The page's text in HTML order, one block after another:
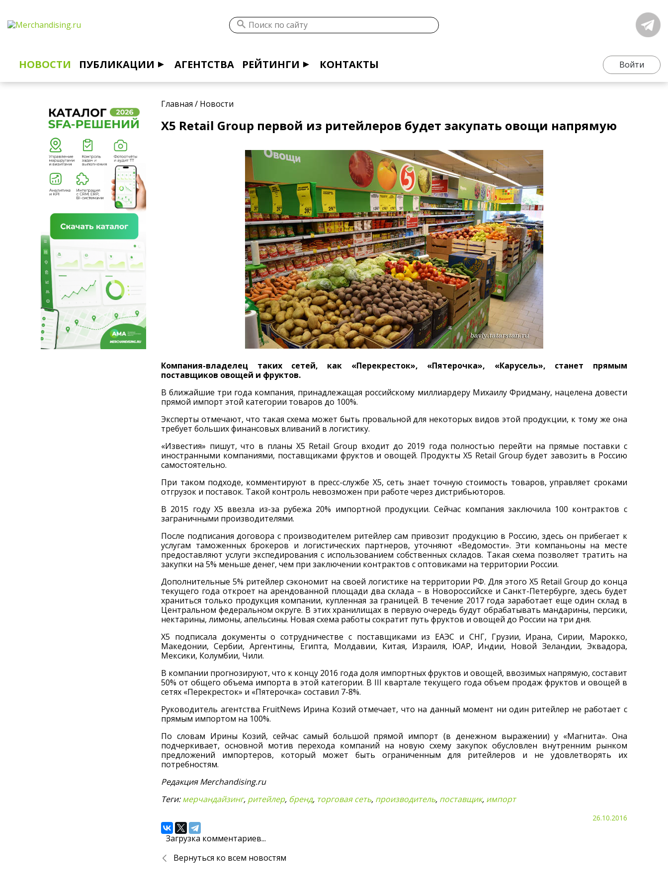
НОВОСТИ ПУБЛИКАЦИИ АГЕНТСТВА РЕЙТИНГИ КОНТАКТЫ Войти
Главная / Новости
Х5 Retail Group первой из ритейлеров будет закупать овощи напрямую
Компания-владелец таких сетей, как «Перекресток», «Пятерочка», «Карусель», станет прямым
поставщиков овощей и фруктов.
В ближайшие три года компания, принадлежащая российскому миллиардеру Михаилу Фридману, нацелена довести
прямой импорт этой категории товаров до 100%.
Эксперты отмечают, что такая схема может быть провальной для некоторых видов этой продукции, к тому же она
требует больших финансовых вливаний в логистику.
«Известия» пишут, что в планы X5 Retail Group входит до 2019 года полностью перейти на прямые поставки с
иностранными компаниями, поставщиками фруктов и овощей. Продукты X5 Retail Group будет завозить в Россию
самостоятельно.
При таком подходе, комментируют в пресс-службе Х5, сеть знает точную стоимость товаров, управляет сроками
отгрузок и поставок. Такой контроль невозможен при работе через дистрибьюторов.
В 2015 году X5 ввезла из-за рубежа 20% импортной продукции. Сейчас компания заключила 100 контрактов с
заграничными производителями.
После подписания договора с производителем ритейлер сам привозит продукцию в Россию, здесь он прибегает к
услугам таможенных брокеров и логистических партнеров, уточняют «Ведомости». Эти компаньоны на месте
предоставляют услуги экспедирования с использованием собственных складов. Такая схема позволяет тратить на
закупки на 5% меньше денег, чем при заключении контрактов с оптовиками на территории России.
Дополнительные 5% ритейлер сэкономит на своей логистике на территории РФ. Для этого X5 Retail Group до конца
текущего года откроет на арендованной площади два склада – в Новороссийске и Санкт-Петербурге, здесь будет
храниться только продукция компании, купленная за границей. В течение 2017 года заработает еще один склад в
Центральном федеральном округе. В этих хранилищах в первую очередь будут обрабатывать мандарины, персики,
нектарины, лимоны, апельсины. Новая схема работы сократит путь фруктов и овощей до России на три дня.
X5 подписала документы о сотрудничестве с поставщиками из ЕАЭС и СНГ, Грузии, Ирана, Сирии, Марокко,
Македонии, Сербии, Аргентины, Египта, Молдавии, Китая, Израиля, ЮАР, Индии, Новой Зеландии, Эквадора,
Мексики, Колумбии, Чили.
В компании прогнозируют, что к концу 2016 года доля импортных фруктов и овощей, ввозимых напрямую, составит
50% от общего объема импорта в этой категории. В III квартале текущего года объем продаж фруктов и овощей в
сетях «Перекресток» и «Пятерочка» составил 7-8%.
Руководитель агентства FruitNews Ирина Козий отмечает, что на данный момент ни один ритейлер не работает с
прямым импортом на 100%.
По словам Ирины Козий, сейчас самый большой прямой импорт (в денежном выражении) у «Магнита». Она
подчеркивает, основной мотив перехода компаний на новую схему закупок обусловлен внутренним рынком
предложений импортеров, который может быть ограниченным для ритейлеров и не удовлетворять их
потребностям.
Редакция Merchandising.ru
Теги:мерчандайзинг, ритейлер, бренд, торговая сеть, производитель, поставщик, импорт
26.10.2016
Загрузка комментариев...
Вернуться ко всем новостям